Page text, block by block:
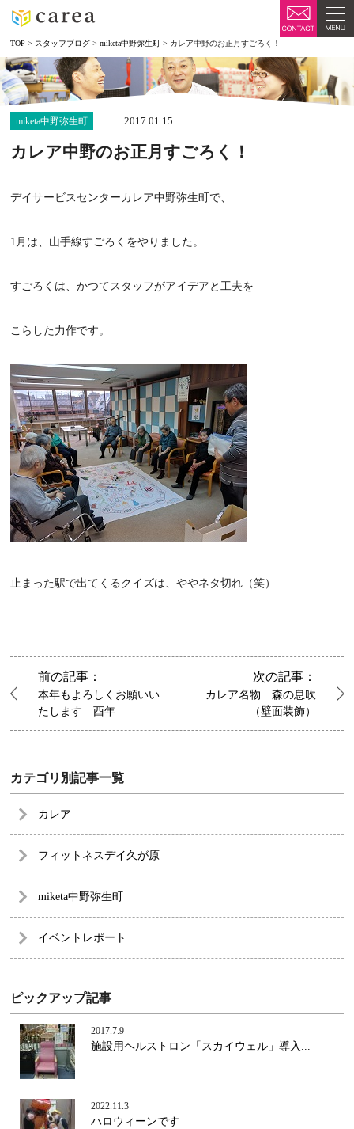
TOP > スタッフブログ >miketa中野弥生町 > カレア中野のお正月すごろく！
miketa中野弥生町 2017.01.15
カレア中野のお正月すごろく！
デイサービスセンターカレア中野弥生町で、
1月は、山手線すごろくをやりました。
すごろくは、かつてスタッフがアイデアと工夫を
こらした力作です。
止まった駅で出てくるクイズは、ややネタ切れ（笑）
前の記事：
本年もよろしくお願いい
たします 酉年
次の記事：
カレア名物 森の息吹
（壁面装飾）
カテゴリ別記事一覧
カレア
フィットネスデイ久が原
miketa中野弥生町
イベントレポート
ピックアップ記事
2017.7.9
施設用ヘルストロン「スカイウェル」導入...
2022.11.3
ハロウィーンです